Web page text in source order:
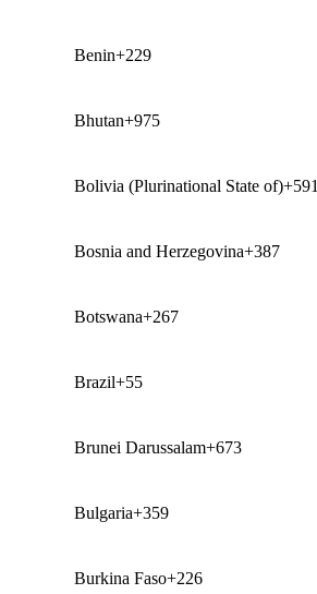
Benin+229
Bhutan+975
Bolivia (Plurinational State of)+591
Bosnia and Herzegovina+387
Botswana+267
Brazil+55
Brunei Darussalam+673
Bulgaria+359
Burkina Faso+226